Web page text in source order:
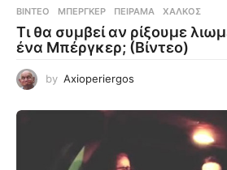
ΒΊΝΤΕΟ ΜΠΈΡΓΚΕΡ ,ΠΕΊΡΑΜΑ ,ΧΑΛΚΌΣ
Τι θα συμβεί αν ρίξουμε
ένα Μπέργκερ; (Βίντεο)
by Axioperiergos